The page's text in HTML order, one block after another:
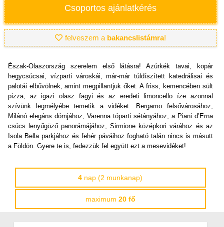
Csoportos ajánlatkérés
felveszem a bakancslistámra!
Észak-Olaszország szerelem első látásra! Azúrkék tavai, kopár
hegycsúcsai, vízparti városkái, már-már túldíszített katedrálisai és
palotái elbűvölnek, amint megpillantjuk őket. A friss, kemencében sült
pizza, az igazi olasz fagyi és az eredeti limoncello íze azonnal
szívünk legmélyébe temetik a vidéket. Bergamo felsővárosához,
Milánó elegáns dómjához, Varenna tóparti sétányához, a Piani d’Erna
csúcs lenyűgöző panorámájához, Sirmione középkori várához és az
Isola Bella parkjához és fehér páváihoz fogható talán nincs is másutt
a Földön. Gyere te is, fedezzük fel együtt ezt a mesevidéket!
4 nap (2 munkanap)
maximum 20 fő